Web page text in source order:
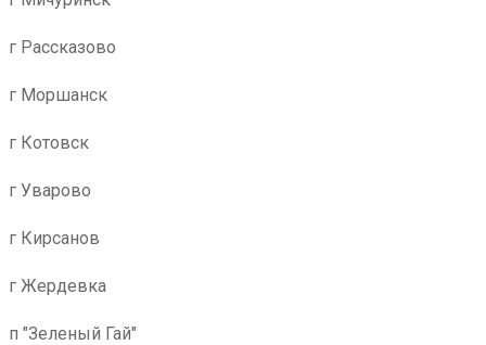
г Рассказово
г Моршанск
г Котовск
г Уварово
г Кирсанов
г Жердевка
п "Зеленый Гай"